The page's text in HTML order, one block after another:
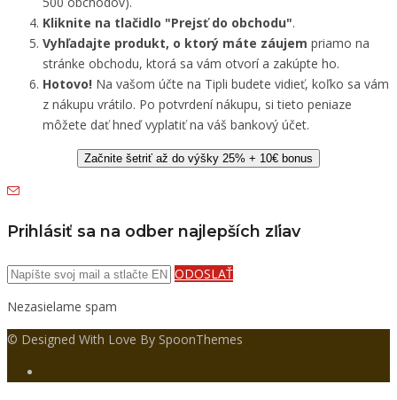
Kliknite na tlačidlo "Prejsť do obchodu".
Vyhľadajte produkt, o ktorý máte záujem priamo na
stránke obchodu, ktorá sa vám otvorí a zakúpte ho.
Hotovo! Na vašom účte na Tipli budete vidieť, koľko sa vám
z nákupu vrátilo. Po potvrdení nákupu, si tieto peniaze
môžete dať hneď vyplatiť na váš bankový účet.
Začnite šetriť až do výšky 25% + 10€ bonus
Prihlásiť sa na odber najlepších zľiav
ODOSLAŤ
Nezasielame spam
© Designed With Love By SpoonThemes